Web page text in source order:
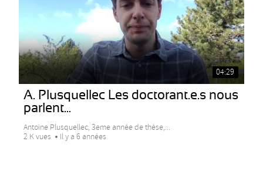
04:29
A. Plusquellec Les doctorant.e.s nous
parlent...
Antoine Plusquellec, 3eme année de thèse,...
2 K vues
Il y a 6 années